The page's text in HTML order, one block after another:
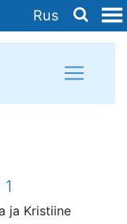
Rus
ja Kristiine